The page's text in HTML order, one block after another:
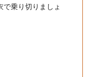
乗り切りましょ